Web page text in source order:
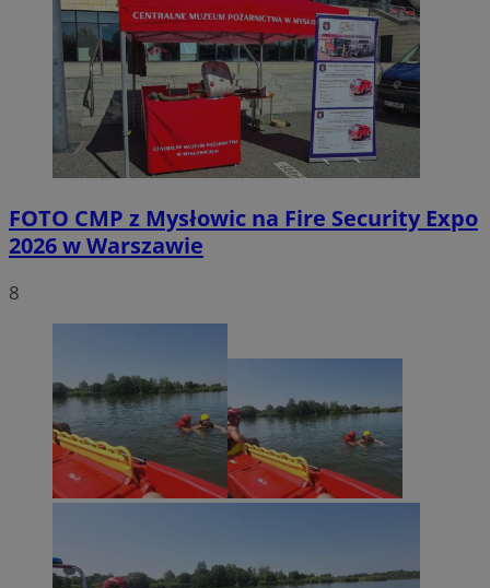
FOTO CMP z Mysłowic na Fire Security Expo
2026 w Warszawie
8